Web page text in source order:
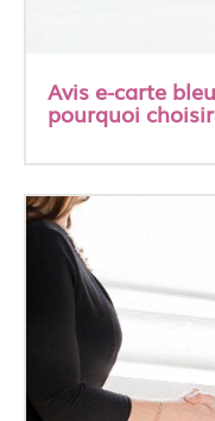
Avis e-carte
pourquoi